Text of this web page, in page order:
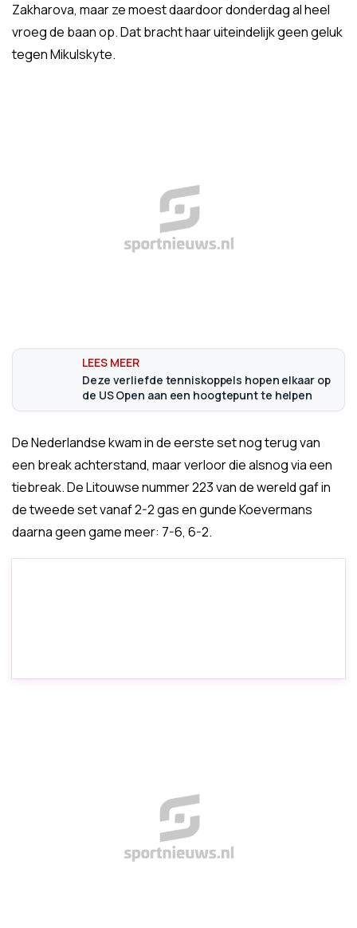
Zakharova, maar ze moest daardoor donderdag al heel
vroeg de baan op. Dat bracht haar uiteindelijk geen geluk
tegen Mikulskyte.
Deze verliefde tenniskoppels hopen elkaar op
de US Open aan een hoogtepunt te helpen
De Nederlandse kwam in de eerste set nog terug van
een break achterstand, maar verloor die alsnog via een
tiebreak. De Litouwse nummer 223 van de wereld gaf in
de tweede set vanaf 2-2 gas en gunde Koevermans
daarna geen game meer: 7-6, 6-2.